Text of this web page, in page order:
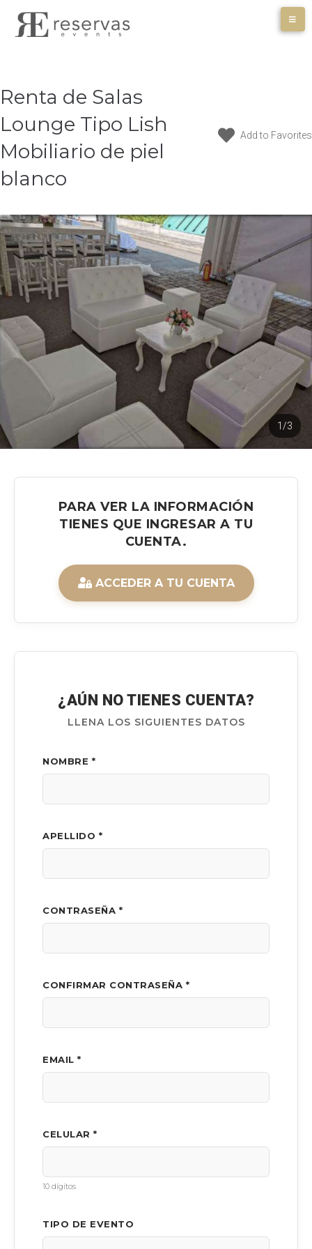
Renta de Salas
Lounge Tipo Lish
Mobiliario de piel
blanco
Add to Favorites
1/3
PARA VER LA INFORMACIÓN
TIENES QUE INGRESAR A TU
CUENTA.
ACCEDER A TU CUENTA
¿AÚN NO TIENES CUENTA?
LLENA LOS SIGUIENTES DATOS
NOMBRE *
APELLIDO *
CONTRASEÑA *
CONFIRMAR CONTRASEÑA *
EMAIL *
CELULAR *
10 dígitos
TIPO DE EVENTO